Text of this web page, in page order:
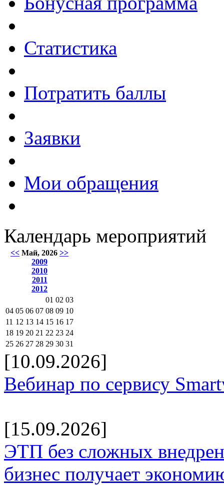
Статистика
Потратить баллы
Заявки
Мои обращения
Календарь мероприятий
<< Май, 2026 >>
2009
2010
2011
2012
01 02 03
04 05 06 07 08 09 10
11 12 13 14 15 16 17
18 19 20 21 22 23 24
25 26 27 28 29 30 31
[10.09.2026]
Вебинар по сервису
[15.09.2026]
ЭТП без сложных
бизнес получает